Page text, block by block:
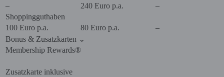
–
240 Euro p.a.
–
Shoppingguthaben
100 Euro p.a.
80 Euro p.a.
–
Bonus & Zusatzkarten ⌄
Membership Rewards®
Zusatzkarte inklusive